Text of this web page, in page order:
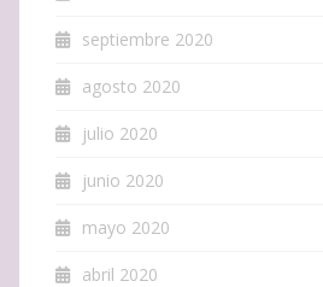
septiembre 2020
agosto 2020
julio 2020
junio 2020
mayo 2020
abril 2020